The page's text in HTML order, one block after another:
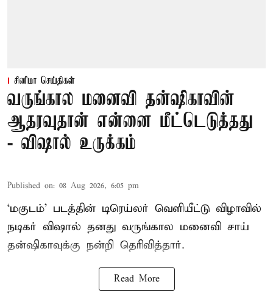
சினிமா செய்திகள்
வருங்கால மனைவி தன்ஷிகாவின்
ஆதரவுதான் என்னை மீட்டெடுத்தது
- விஷால் உருக்கம்
Published on: 08 Aug 2026, 6:05 pm
‘மகுடம்’ படத்தின் டிரெய்லர் வெளியீட்டு விழாவில்
நடிகர் விஷால் தனது வருங்கால மனைவி சாய்
தன்ஷிகாவுக்கு நன்றி தெரிவித்தார்.
Read More